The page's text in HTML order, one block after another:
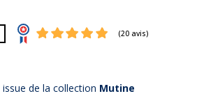
issue de la collection Mutine